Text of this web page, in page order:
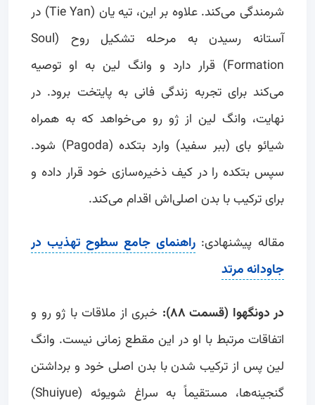
شرمندگی می‌کند. علاوه بر این، تیه یان (Tie Yan) در
آستانه رسیدن به مرحله تشکیل روح (Soul
Formation) قرار دارد و وانگ لین به او توصیه
می‌کند برای تجربه زندگی فانی به پایتخت برود. در
نهایت، وانگ لین از ژو رو می‌خواهد که به همراه
شیائو بای (ببر سفید) وارد بتکده (Pagoda) شود.
سپس بتکده را در کیف ذخیره‌سازی خود قرار داده و
برای ترکیب با بدن اصلی‌اش اقدام می‌کند.
مقاله پیشنهادی:راهنمای جامع سطوح تهذیب در
جاودانه مرتد
در دونگهوا (قسمت ۸۸):
خبری از ملاقات با ژو رو و
اتفاقات مرتبط با او در این مقطع زمانی نیست. وانگ
لین پس از ترکیب شدن با بدن اصلی خود و برداشتن
گنجینه‌ها، مستقیماً به سراغ شویوئه (Shuiyue)